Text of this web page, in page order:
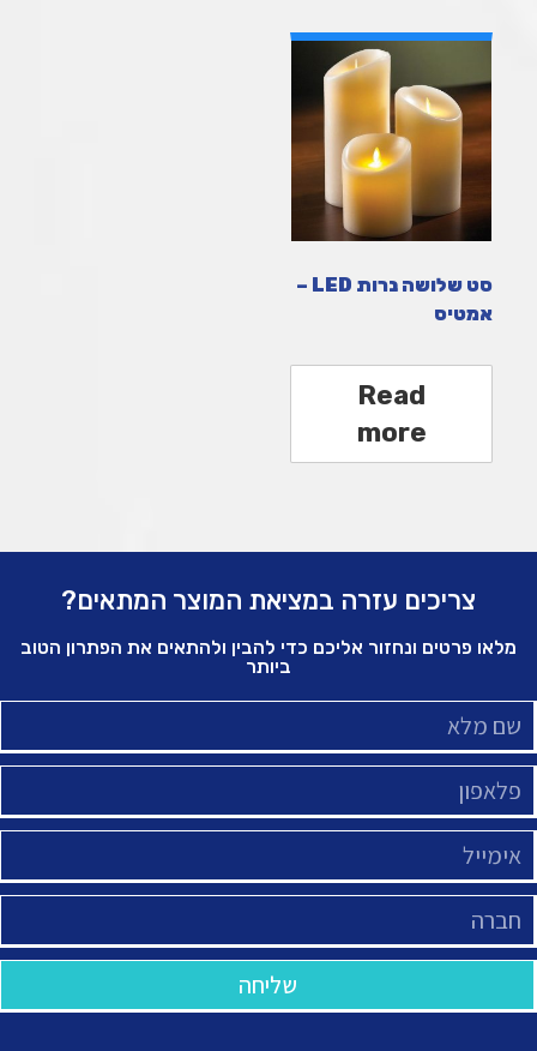
סט שלושה נרות LED –
אמטיס
Read
more
צריכים עזרה במציאת המוצר המתאים?
מלאו פרטים ונחזור אליכם כדי להבין ולהתאים את הפתרון הטוב
ביותר
שליחה